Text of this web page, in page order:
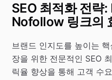
SEO 최적화 전
Nofollow 링크의
브랜드 인지도를 높이는
장을 위한 전문적인 SEO
릭율 향상을 통해 고객 수